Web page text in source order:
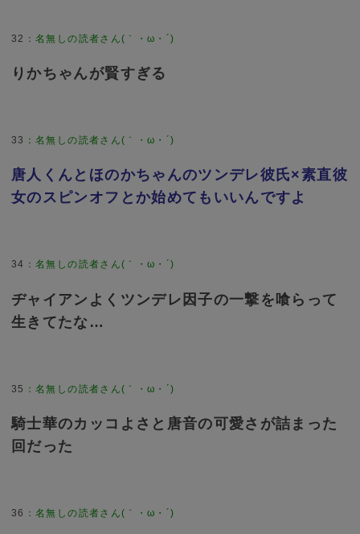
32 ：名無しの読者さん(｀・ω・´)
りかちゃんが賢すぎる
33 ：名無しの読者さん(｀・ω・´)
唐人くんとほのかちゃんのツンデレ彼氏×素直彼
女のスピンオフとか始めてもいいんですよ
34 ：名無しの読者さん(｀・ω・´)
ヂャイアンよくツンデレ因子の一撃を喰らって
生きてたな…
35 ：名無しの読者さん(｀・ω・´)
騎士華のカッコよさと唐音の可愛さが詰まった
回だった
36 ：名無しの読者さん(｀・ω・´)